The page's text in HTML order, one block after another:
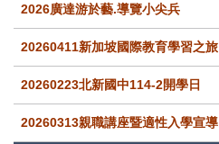
2026廣達游於藝.導覽小尖兵
20260411新加坡國際教育學習之旅
20260223北新國中114-2開學日
20260313親職講座暨適性入學宣導